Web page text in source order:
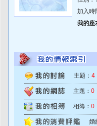
加入時
我的座
主題： 4
主題： 0
相簿： 0
婚